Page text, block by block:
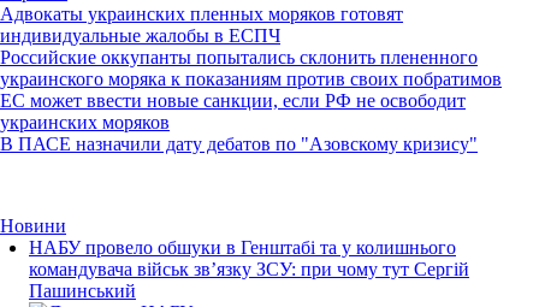
Адвокаты украинских пленных моряков готовят
индивидуальные жалобы в ЕСПЧ
Российские оккупанты попытались склонить плененного
украинского моряка к показаниям против своих побратимов
ЕС может ввести новые санкции, если РФ не освободит
украинских моряков
В ПАСЕ назначили дату дебатов по "Азовскому кризису"
Новини
НАБУ провело обшуки в Генштабі та у колишнього
командувача військ зв’язку ЗСУ: при чому тут Сергій
Пашинський